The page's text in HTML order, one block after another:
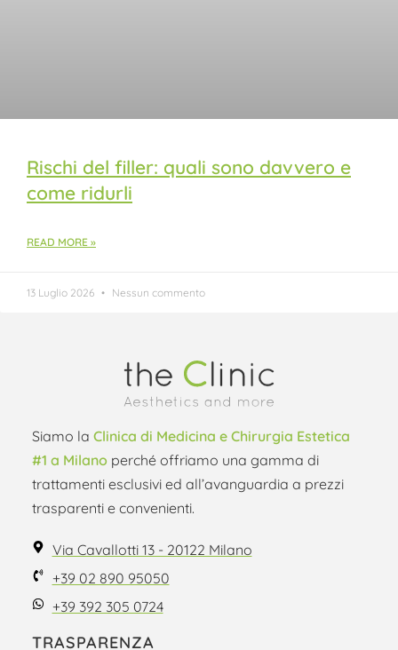
Rischi del filler: quali sono davvero e
come ridurli
READ MORE »
13 Luglio 2026 Nessun commento
Siamo la Clinica di Medicina e Chirurgia Estetica
#1 a Milano perché offriamo una gamma di
trattamenti esclusivi ed all’avanguardia a prezzi
trasparenti e convenienti.
Via Cavallotti 13 - 20122 Milano
+39 02 890 95050
+39 392 305 0724
TRASPARENZA